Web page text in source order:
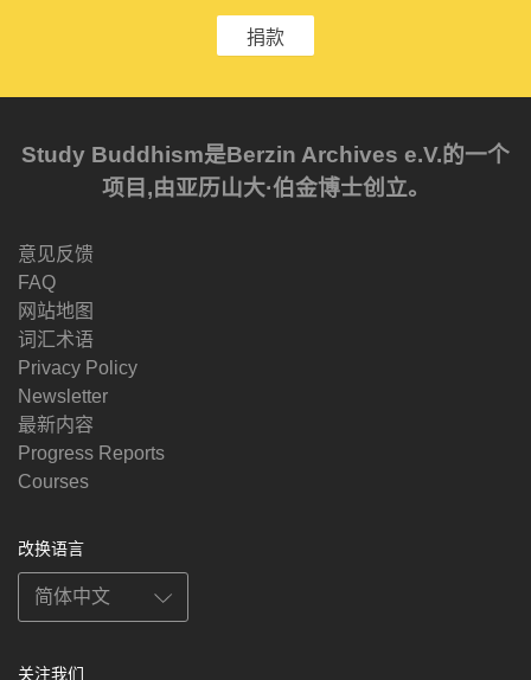
捐款
Study Buddhism是Berzin Archives e.V.的一个
项目,由亚历山大·伯金博士创立。
意见反馈
FAQ
网站地图
词汇术语
Privacy Policy
Newsletter
最新内容
Progress Reports
Courses
改换语言
关注我们